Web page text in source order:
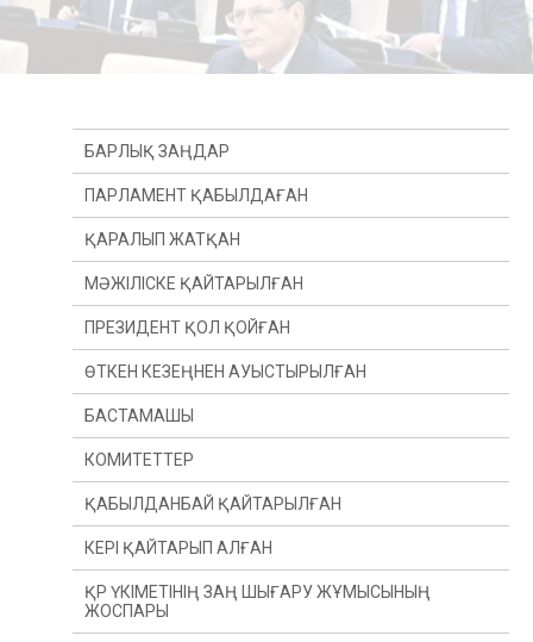
БАРЛЫҚ ЗАҢДАР
ПАРЛАМЕНТ ҚАБЫЛДАҒАН
ҚАРАЛЫП ЖАТҚАН
МӘЖІЛІСКЕ ҚАЙТАРЫЛҒАН
ПРЕЗИДЕНТ ҚОЛ ҚОЙҒАН
ӨТКЕН КЕЗЕҢНЕН АУЫСТЫРЫЛҒАН
ӨТКЕН ЖЫЛДАН
ӨТКЕН СЕССИЯДАН
БАСТАМАШЫ
ПРЕЗИДЕНТ
ДЕПУТАТ(Ы)
ҮКІМЕТ
КОМИТЕТТЕР
КОНСТИТУЦИЯЛЫҚ ЗАҢНАМА, СОТ ЖҮЙЕСІ
ЖӘНЕ ҚҰҚЫҚ ҚОРҒАУ ОРГАНДАРЫ КОМИТЕТІ
ҚАРЖЫ ЖӘНЕ БЮДЖЕТ КОМИТЕТІ
ХАЛЫҚАРАЛЫҚ ҚАТЫНАСТАР, ҚОРҒАНЫС
ЖӘНЕ ҚАУІПСІЗДІК КОМИТЕТІ
ҚАБЫЛДАНБАЙ ҚАЙТАРЫЛҒАН
КЕРІ ҚАЙТАРЫП АЛҒАН
ҚР ҮКІМЕТІНІҢ ЗАҢ ШЫҒАРУ ЖҰМЫСЫНЫҢ
ЖОСПАРЫ